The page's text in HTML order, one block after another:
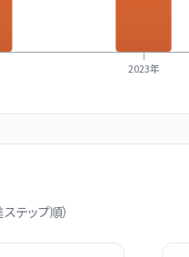
2023年
テップ順）